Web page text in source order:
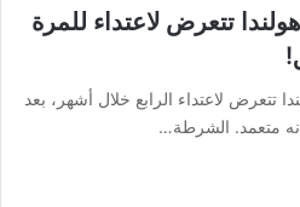
تتعرض لاعتداء للمرة
تتعرض لاعتداء الرابع خلال أشهر، بعد
متعمد. الشرطة…